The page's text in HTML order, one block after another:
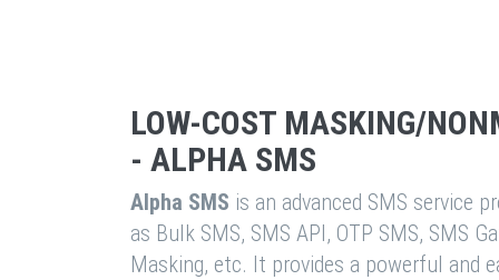
LOW-COST MASKING/
- ALPHA SMS
Alpha SMS is an advanced SMS service
as Bulk SMS, SMS API, OTP SMS, SMS
Masking, etc. It provides a powerful and